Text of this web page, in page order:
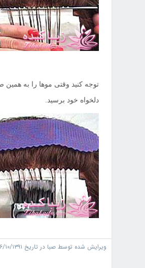
توجه کنید وقتی موها را به همین
دلخواه خود برسید.
ویرایش شده توسط صبا در تاریخ ۱۶/۱۰/۱۳۹۱ ۲۲:۰۰